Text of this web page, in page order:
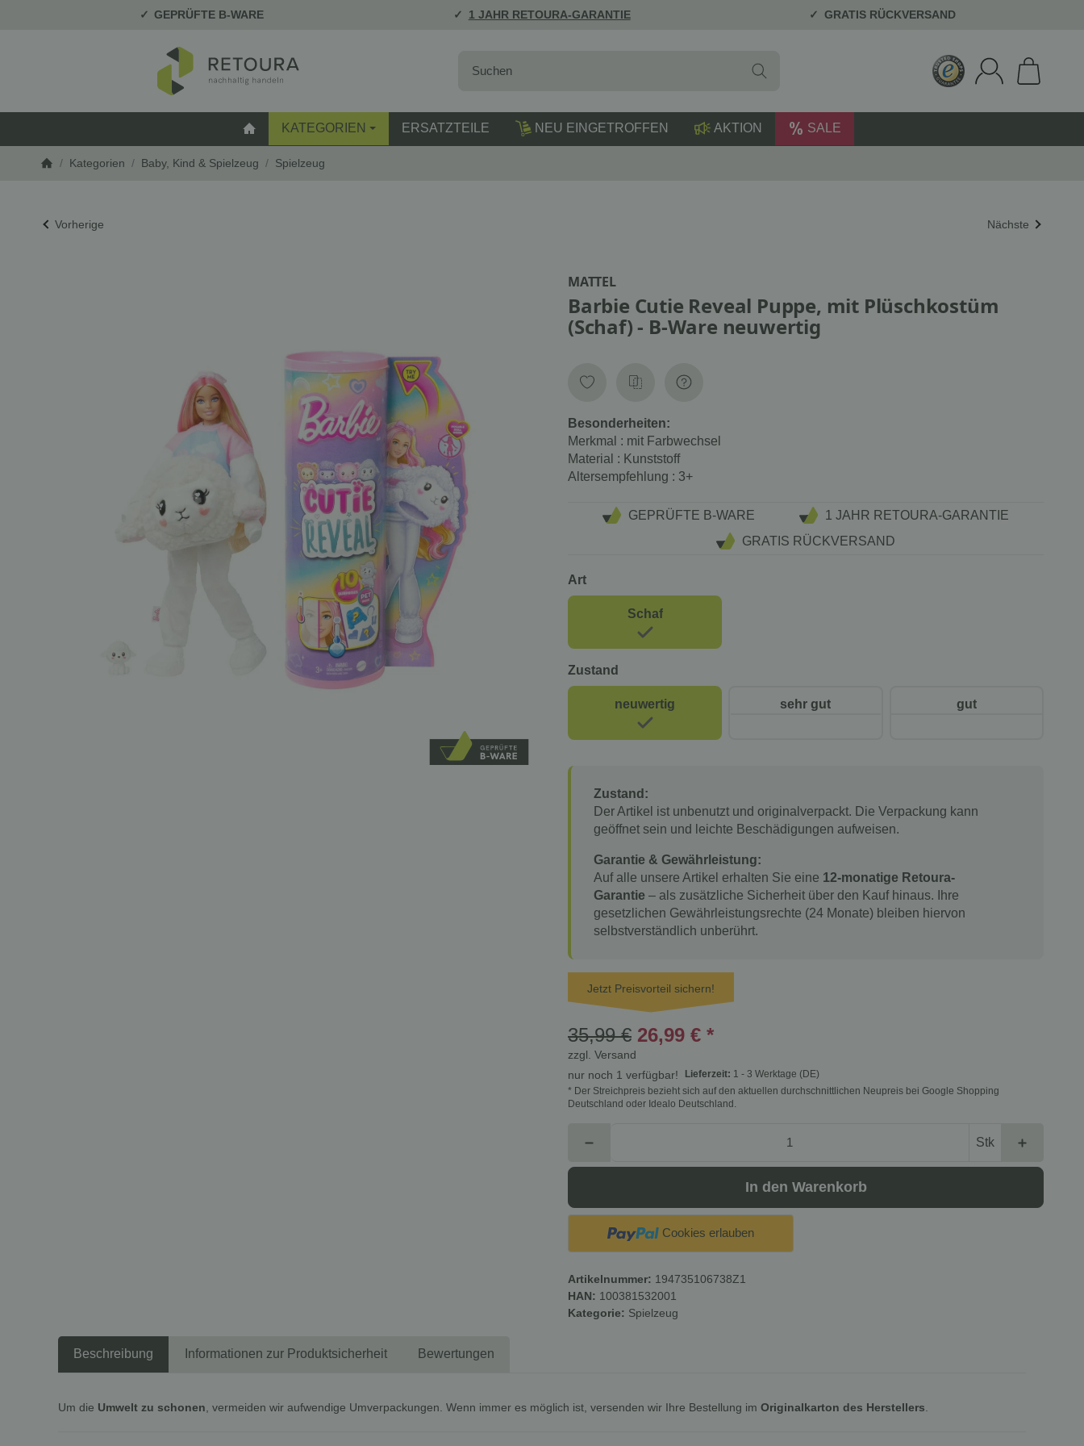
GEPRÜFTE B-WARE 1 JAHR RETOURA-GARANTIE GRATIS RÜCKVERSAND
STARTSEITE
KATEGORIEN ERSATZTEILE NEU EINGETROFFEN AKTION SALE
/ Kategorien / Baby, Kind & Spielzeug / Spielzeug
Vorherige Nächste
MATTEL
Barbie Cutie Reveal Puppe, mit Plüschkostüm
(Schaf) - B-Ware neuwertig
Besonderheiten:
Merkmal : mit Farbwechsel
Material : Kunststoff
Altersempfehlung : 3+
GEPRÜFTE B-WARE
1 JAHR RETOURA-GARANTIE
GRATIS RÜCKVERSAND
Art
Schaf
Zustand
neuwertig sehr gut gut
Zustand:
Der Artikel ist unbenutzt und originalverpackt. Die Verpackung kann
geöffnet sein und leichte Beschädigungen aufweisen.
Garantie & Gewährleistung:
Auf alle unsere Artikel erhalten Sie eine 12-monatige Retoura-
Garantie – als zusätzliche Sicherheit über den Kauf hinaus. Ihre
gesetzlichen Gewährleistungsrechte (24 Monate) bleiben hiervon
selbstverständlich unberührt.
Jetzt Preisvorteil sichern!
35,99 € 26,99 € *
zzgl. Versand
nur noch 1 verfügbar!
Lieferzeit: 1 - 3 Werktage (DE)
* Der Streichpreis bezieht sich auf den aktuellen durchschnittlichen Neupreis bei Google Shopping
Deutschland oder Idealo Deutschland.
Stk
In den Warenkorb
Cookies erlauben
Artikelnummer: 194735106738Z1
HAN: 100381532001
Kategorie: Spielzeug
Beschreibung Informationen zur Produktsicherheit Bewertungen
Um die Umwelt zu schonen , vermeiden wir aufwendige Umverpackungen. Wenn immer es möglich ist, versenden wir Ihre Bestellung im Originalkarton des Herstellers